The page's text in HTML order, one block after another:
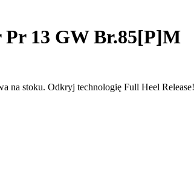
13 GW Br.85[P]M
na stoku. Odkryj technologię Full Heel Release!